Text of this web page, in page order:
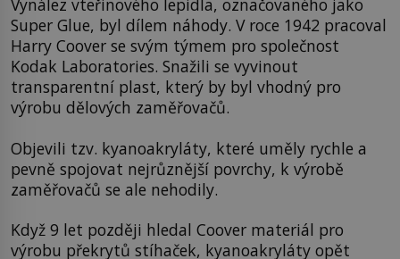
Vynález vteřinového lepidla, označovaného jako
Super Glue, byl dílem náhody. V roce 1942 pracoval
Harry Coover se svým týmem pro společnost
Kodak Laboratories. Snažili se vyvinout
transparentní plast, který by byl vhodný pro
výrobu dělových zaměřovačů.
Objevili tzv. kyanoakryláty, které uměly rychle a
pevně spojovat nejrůznější povrchy, k výrobě
zaměřovačů se ale nehodily.
Když 9 let později hledal Coover materiál pro
výrobu překrytů stíhaček, kyanoakryláty opět